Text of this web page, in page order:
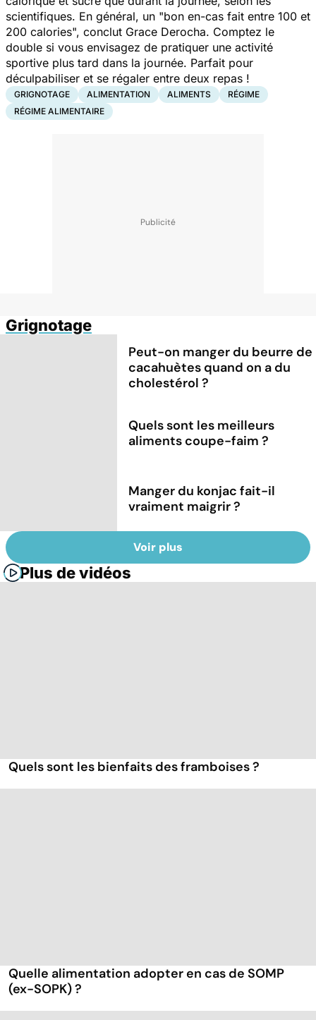
scientifiques. En général, un "bon en-cas fait entre 100 et
200 calories", conclut Grace Derocha. Comptez le
double si vous envisagez de pratiquer une activité
sportive plus tard dans la journée. Parfait pour
déculpabiliser et se régaler entre deux repas !
GRIGNOTAGE ALIMENTATION ALIMENTS
RÉGIME
RÉGIME ALIMENTAIRE
Grignotage
Peut-on manger du beurre de
cacahuètes quand on a du
cholestérol ?
Quels sont les meilleurs
aliments coupe-faim ?
Manger du konjac fait-il
vraiment maigrir ?
Voir plus
Plus de vidéos
Quels sont les bienfaits des framboises ?
Quelle alimentation adopter en cas de SOMP
(ex-SOPK) ?